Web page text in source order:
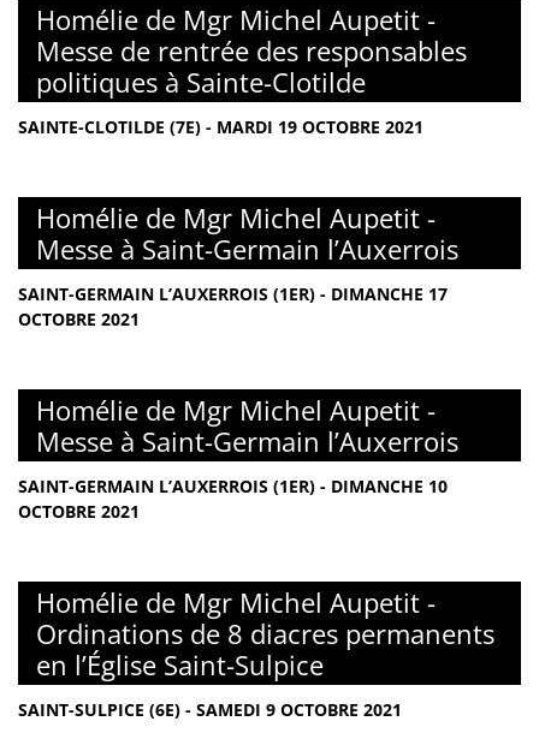
Homélie de Mgr Michel Aupetit -
Messe de rentrée des responsables
politiques à Sainte-Clotilde
SAINTE-CLOTILDE (7E) - MARDI 19 OCTOBRE 2021
Homélie de Mgr Michel Aupetit -
Messe à Saint-Germain l’Auxerrois
SAINT-GERMAIN L’AUXERROIS (1ER) - DIMANCHE 17
OCTOBRE 2021
Homélie de Mgr Michel Aupetit -
Messe à Saint-Germain l’Auxerrois
SAINT-GERMAIN L’AUXERROIS (1ER) - DIMANCHE 10
OCTOBRE 2021
Homélie de Mgr Michel Aupetit -
Ordinations de 8 diacres permanents
en l’Église Saint-Sulpice
SAINT-SULPICE (6E) - SAMEDI 9 OCTOBRE 2021